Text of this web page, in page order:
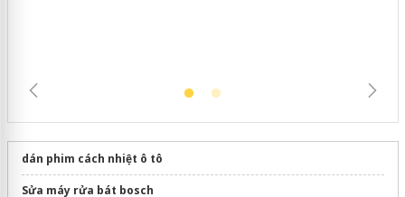
dán phim cách nhiệt ô tô
Sửa máy rửa bát bosch